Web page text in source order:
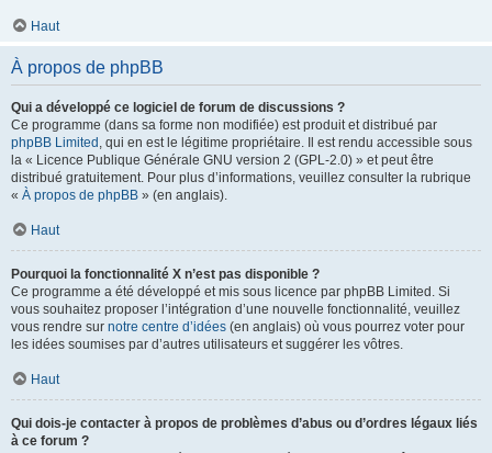
Haut
À propos de phpBB
Qui a développé ce logiciel de forum de discussions ?
Ce programme (dans sa forme non modifiée) est produit et distribué par
phpBB Limited , qui en est le légitime propriétaire. Il est rendu accessible sous
la « Licence Publique Générale GNU version 2 (GPL-2.0) » et peut être
distribué gratuitement. Pour plus d’informations, veuillez consulter la rubrique
« À propos de phpBB » (en anglais).
Haut
Pourquoi la fonctionnalité X n’est pas disponible ?
Ce programme a été développé et mis sous licence par phpBB Limited. Si
vous souhaitez proposer l’intégration d’une nouvelle fonctionnalité, veuillez
vous rendre sur notre centre d’idées (en anglais) où vous pourrez voter pour
les idées soumises par d’autres utilisateurs et suggérer les vôtres.
Haut
Qui dois-je contacter à propos de problèmes d’abus ou d’ordres légaux liés
à ce forum ?